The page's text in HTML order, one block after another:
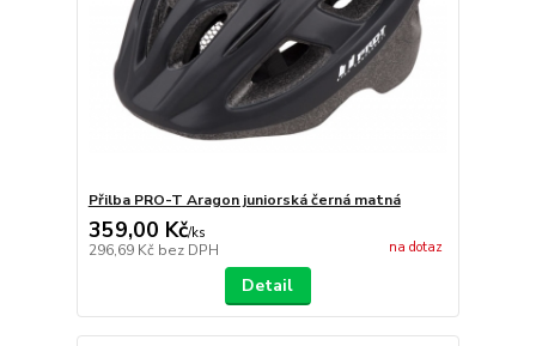
Přilba PRO-T Aragon juniorská černá matná
359,00 Kč/ks
296,69 Kč bez DPH na dotaz
Detail